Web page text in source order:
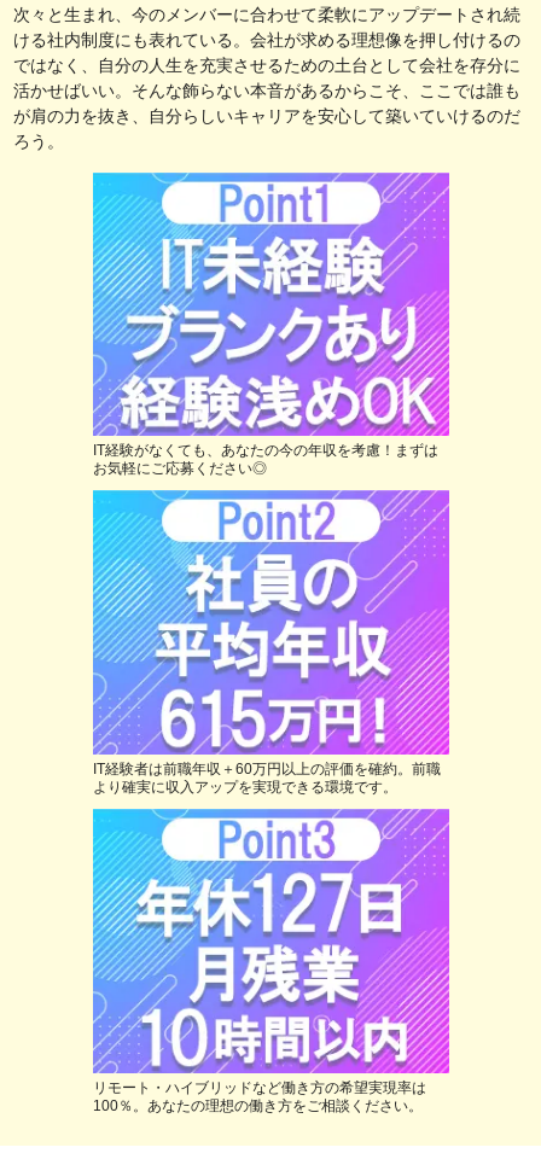
次々と生まれ、今のメンバーに合わせて柔軟にアップデートされ続
ける社内制度にも表れている。会社が求める理想像を押し付けるの
ではなく、自分の人生を充実させるための土台として会社を存分に
活かせばいい。そんな飾らない本音があるからこそ、ここでは誰も
が肩の力を抜き、自分らしいキャリアを安心して築いていけるのだ
ろう。
IT経験がなくても、あなたの今の年収を考慮！まずは
お気軽にご応募ください◎
IT経験者は前職年収＋60万円以上の評価を確約。前職
より確実に収入アップを実現できる環境です。
リモート・ハイブリッドなど働き方の希望実現率は
100％。あなたの理想の働き方をご相談ください。